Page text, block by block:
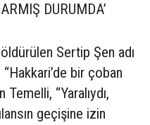
DURUMDA’
Sertip Şen adı
bir çoban
“Yaralıydı,
geçişine izin